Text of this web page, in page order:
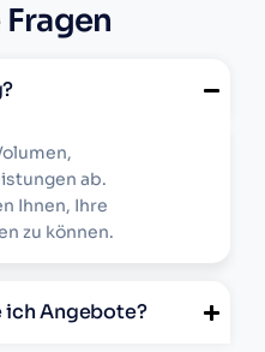
ab.
Ihnen, Ihre
zu können.
Angebote?